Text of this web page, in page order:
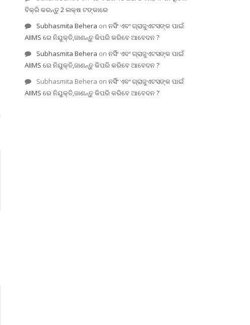
ବିକ୍ରି କରନ୍ତୁ 2 ଲକ୍ଷ ଟଙ୍କାରେ
Subhasmita Behera on ନର୍ସିଂ ଏବଂ ଗ୍ରାଜୁଏଟସଙ୍କ ପାଇଁ
AIIMS ରେ ନିଯୁକ୍ତି,ଜାଣନ୍ତୁ କିପରି କରିବେ ଆବେଦନ ?
Subhasmita Behera on ନର୍ସିଂ ଏବଂ ଗ୍ରାଜୁଏଟସଙ୍କ ପାଇଁ
AIIMS ରେ ନିଯୁକ୍ତି,ଜାଣନ୍ତୁ କିପରି କରିବେ ଆବେଦନ ?
Subhasmita Behera on ନର୍ସିଂ ଏବଂ ଗ୍ରାଜୁଏଟସଙ୍କ ପାଇଁ
AIIMS ରେ ନିଯୁକ୍ତି,ଜାଣନ୍ତୁ କିପରି କରିବେ ଆବେଦନ ?